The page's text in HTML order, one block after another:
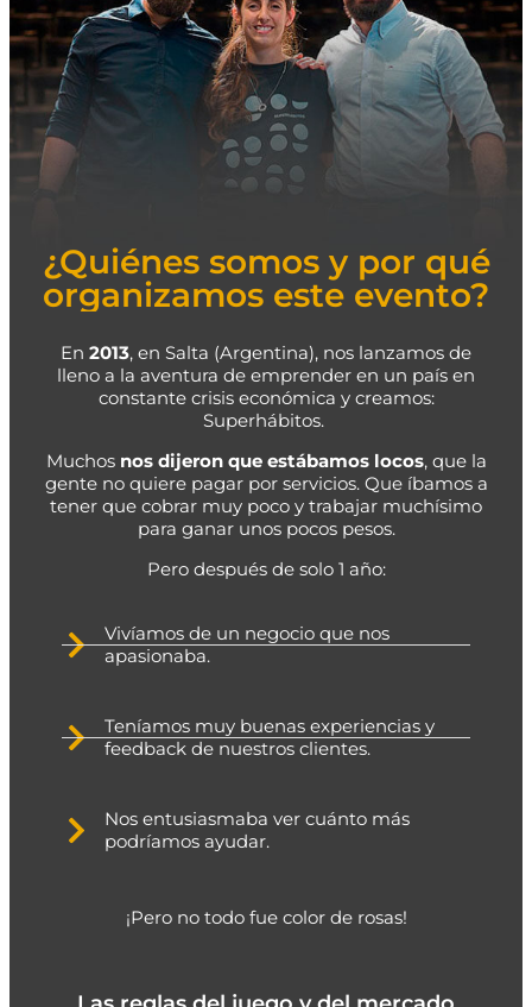
¿Quiénes somos y por qué
organizamos este evento?
En 2013, en Salta (Argentina), nos lanzamos de
lleno a la aventura de emprender en un país en
constante crisis económica y creamos:
Superhábitos.
Muchos nos dijeron que estábamos locos, que la
gente no quiere pagar por servicios. Que íbamos a
tener que cobrar muy poco y trabajar muchísimo
para ganar unos pocos pesos.
Pero después de solo 1 año:
Vivíamos de un negocio que nos
apasionaba.
Teníamos muy buenas experiencias y
feedback de nuestros clientes.
Nos entusiasmaba ver cuánto más
podríamos ayudar.
¡Pero no todo fue color de rosas!